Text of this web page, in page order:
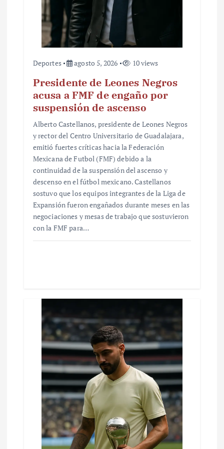
Deportes agosto 5, 2026 10 views
Presidente de Leones Negros
acusa a FMF de engaño por
suspensión de ascenso
Alberto Castellanos, presidente de Leones Negros
y rector del Centro Universitario de Guadalajara,
emitió fuertes críticas hacia la Federación
Mexicana de Futbol (FMF) debido a la
continuidad de la suspensión del ascenso y
descenso en el fútbol mexicano. Castellanos
sostuvo que los equipos integrantes de la Liga de
Expansión fueron engañados durante meses en las
negociaciones y mesas de trabajo que sostuvieron
con la FMF para…